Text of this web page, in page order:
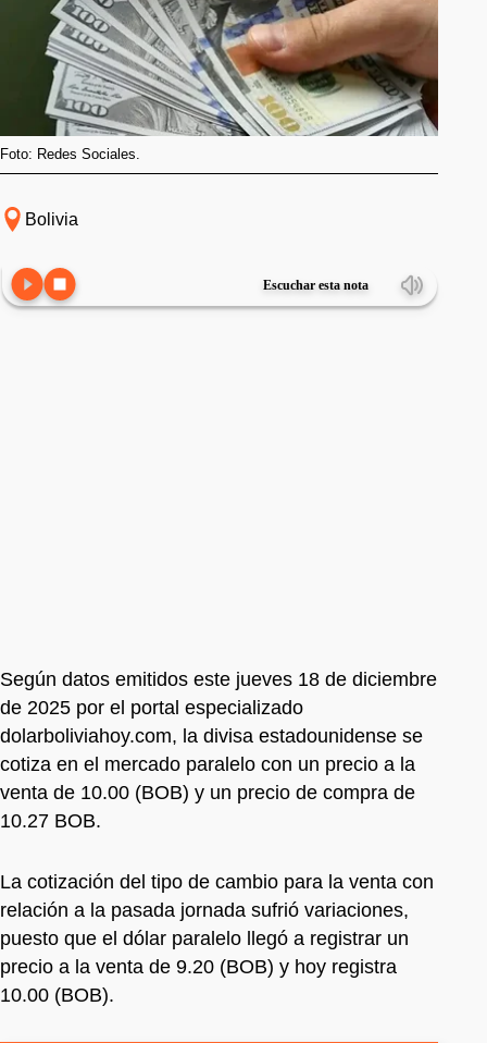
Foto: Redes Sociales.
Bolivia
Escuchar esta nota
Según datos emitidos este jueves 18 de diciembre
de 2025 por el portal especializado
dolarboliviahoy.com, la divisa estadounidense se
cotiza en el mercado paralelo con un precio a la
venta de 10.00 (BOB) y un precio de compra de
10.27 BOB.
La cotización del tipo de cambio para la venta con
relación a la pasada jornada sufrió variaciones,
puesto que el dólar paralelo llegó a registrar un
precio a la venta de 9.20 (BOB) y hoy registra
10.00 (BOB).